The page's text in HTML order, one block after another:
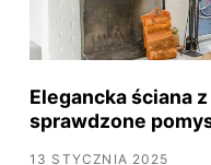
Elegancka ściana
sprawdzone
13 STYCZNIA 2025